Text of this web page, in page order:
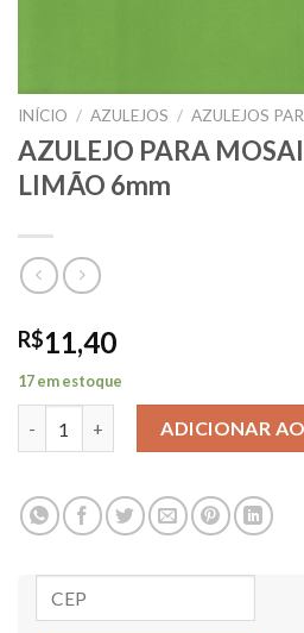
INÍCIO / AZULEJOS / AZULEJOS
AZULEJO PARA
LIMÃO 6mm
R$11,40
17 em estoque
ADICIONAR